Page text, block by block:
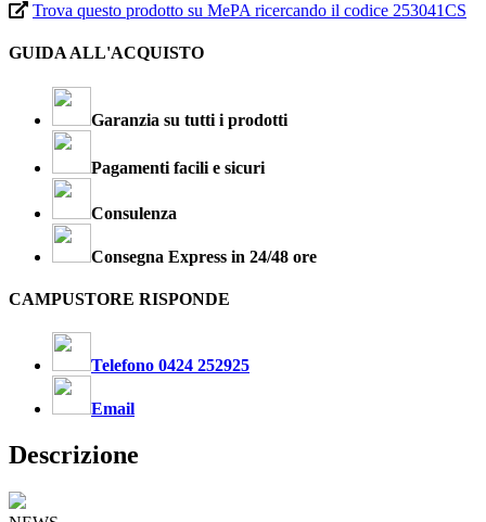
Trova questo prodotto su MePA ricercando il codice 253041CS
GUIDA ALL'ACQUISTO
Garanzia su tutti i prodotti
Pagamenti facili e sicuri
Consulenza
Consegna Express in 24/48 ore
CAMPUSTORE RISPONDE
Telefono 0424 252925
Email
Descrizione